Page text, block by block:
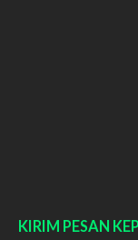
KIRIM PESAN